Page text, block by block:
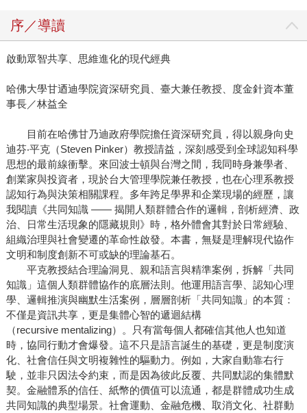
序／導讀
啟動眾智共享、思維進化的現代經典
哈佛大學甘迺迪學院資深研究員、臺大兼任教授、度金針資本董
事長／林益全
目前在哈佛甘乃迪政府學院擔任資深研究員，得以親身向史
迪芬‧平克（Steven Pinker）教授請益，深刻感受到全球認知科學
思想的最前線衝擊。來回波士頓與台灣之間，我同時身兼學者、
創業家與投資者，現於台大管理學院兼任教授，也在心理系教授
認知行為與決策相關課程。多年跨足學界和企業現場的經歷，讓
我閱讀《共同知識 —— 揭開人類群體合作的邏輯，剖析經濟、政
治、日常生活現象的隱藏規則》時，格外體會其對於日常經驗、
組織治理與社會變遷的革命性啟發。本書，無疑是理解現代協作
文明和制度創新不可或缺的理論基石。
平克教授結合理論洞見、親和語言與精準案例，拆解「共同
知識」這個人類群體協作的底層法則。他運用語言學、認知心理
學、邏輯推演與幽默生活案例，層層剖析「共同知識」的本質：
不僅是資訊共享，更是集體心智的遞迴結構
（recursive mentalizing）。只有當每個人都確信其他人也知道
時，協同行動才會爆發。這不只是語言誕生的基礎，更是制度演
化、社會信任與文明複雜性的驅動力。例如，大家自動靠右行
駛，並非只因法令約束，而是因為彼此反覆、共同默認的集體默
契。金融體系的信任、紙幣的價值可以流通，都是群體成功生成
共同知識的典型場景。社會運動、金融危機、取消文化、社群動